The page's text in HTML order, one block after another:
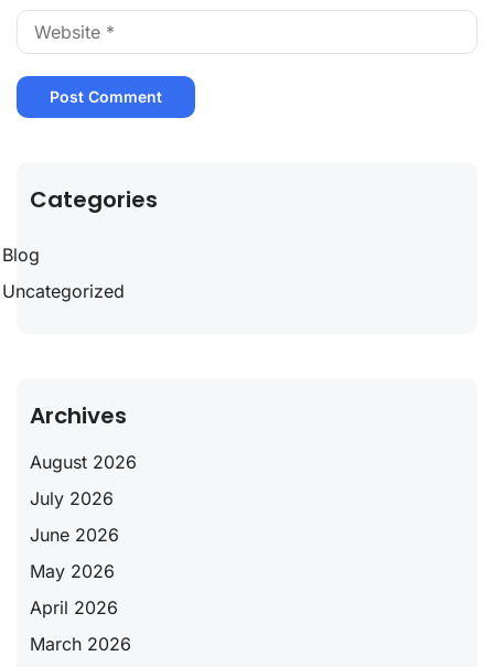
Categories
Blog
Uncategorized
Archives
August 2026
July 2026
June 2026
May 2026
April 2026
March 2026